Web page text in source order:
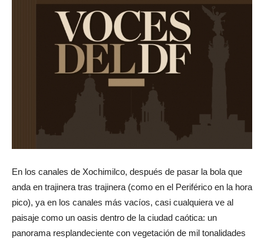
En los canales de Xochimilco, después de pasar la bola que
anda en trajinera tras trajinera (como en el Periférico en la hora
pico), ya en los canales más vacíos, casi cualquiera ve al
paisaje como un oasis dentro de la ciudad caótica: un
panorama resplandeciente con vegetación de mil tonalidades